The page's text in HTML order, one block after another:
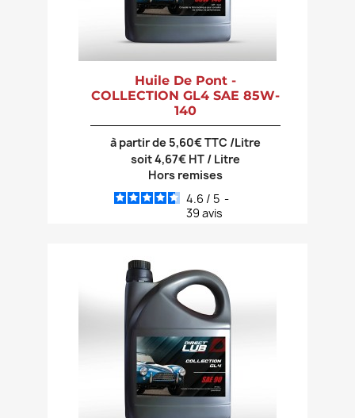
Huile De Pont -
COLLECTION GL4 SAE 85W-
140
à partir de 5,60€ TTC /Litre
soit 4,67€ HT / Litre
Hors remises
4.6 / 5 -
39 avis